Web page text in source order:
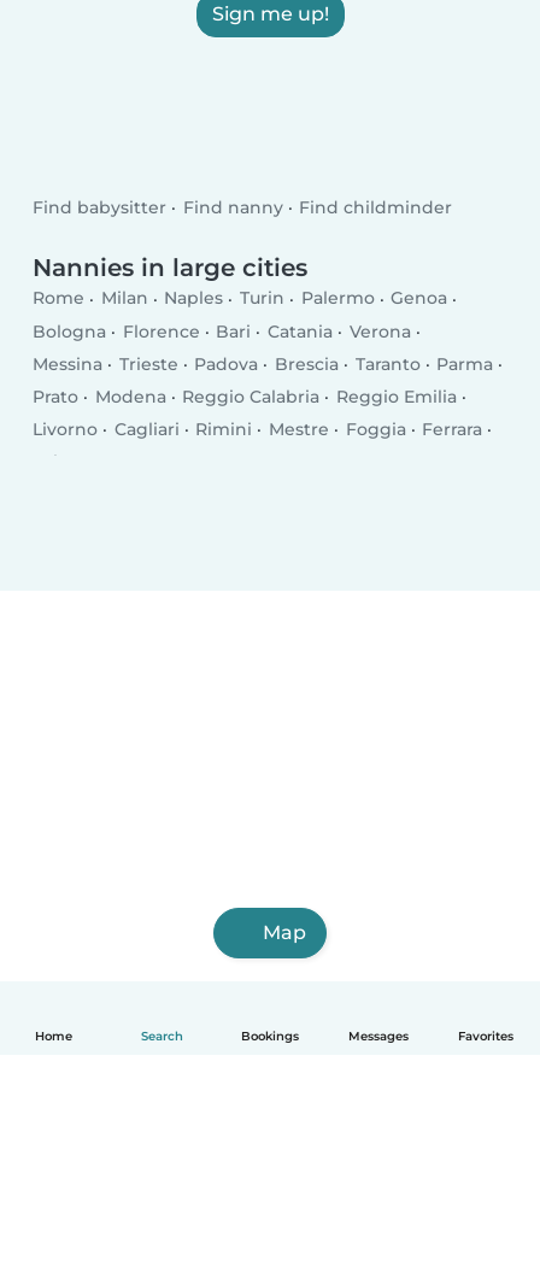
Home Search Bookings Messages Favorites
Sign me up!
Find babysitter Find nanny Find childminder
Nannies in large cities
Rome Milan Naples Turin Palermo
Genoa
Bologna
Florence Bari Catania
Verona
Messina
Trieste Padova Brescia Taranto
Parma
Prato
Modena Reggio Calabria
Reggio Emilia
Livorno
Cagliari Rimini Mestre Foggia
Ferrara
Salerno
Map